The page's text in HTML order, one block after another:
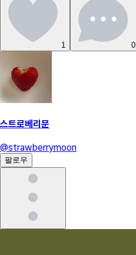
1 0
스트로베리문
@strawberrymoon
팔로우